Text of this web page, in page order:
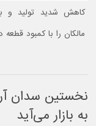
کاهش شدید تولید و
مالکان را با کمبود قطعه
به بازار می‌آید